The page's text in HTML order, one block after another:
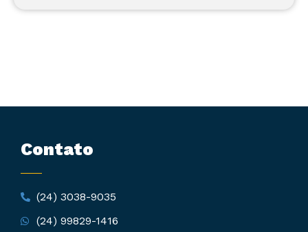
Contato
(24) 3038-9035
(24) 99829-1416